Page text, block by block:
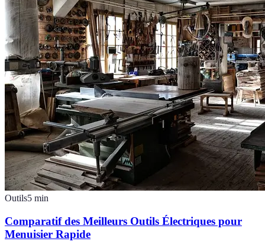
Outils5 min
Comparatif des Meilleurs Outils Électriques pour
Menuisier Rapide